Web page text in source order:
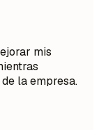
mis
la empresa.